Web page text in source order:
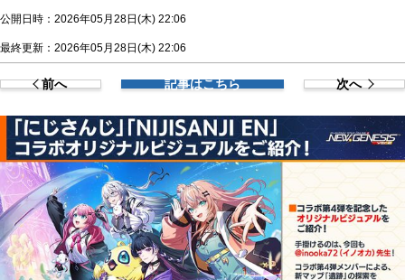
公開日時：2026年05月28日(木) 22:06
最終更新：2026年05月28日(木) 22:06
前へ 記事はこちら 次へ